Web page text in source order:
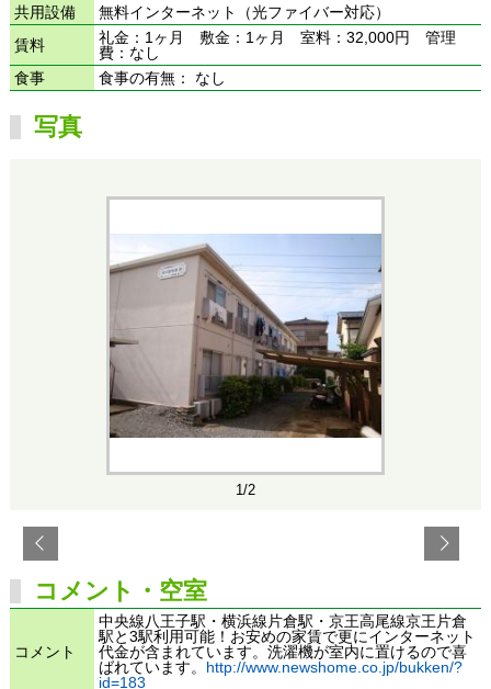
共用設備
無料インターネット（光ファイバー対応）
賃料
礼金：1ヶ月 敷金：1ヶ月 室料：32,000円 管理
費：なし
食事
食事の有無： なし
写真
1/2
コメント・空室
コメント
中央線八王子駅・横浜線片倉駅・京王高尾線京王片倉
駅と3駅利用可能！お安めの家賃で更にインターネット
代金が含まれています。洗濯機が室内に置けるので喜
ばれています。 http://www.newshome.co.jp/bukken/?
id=183